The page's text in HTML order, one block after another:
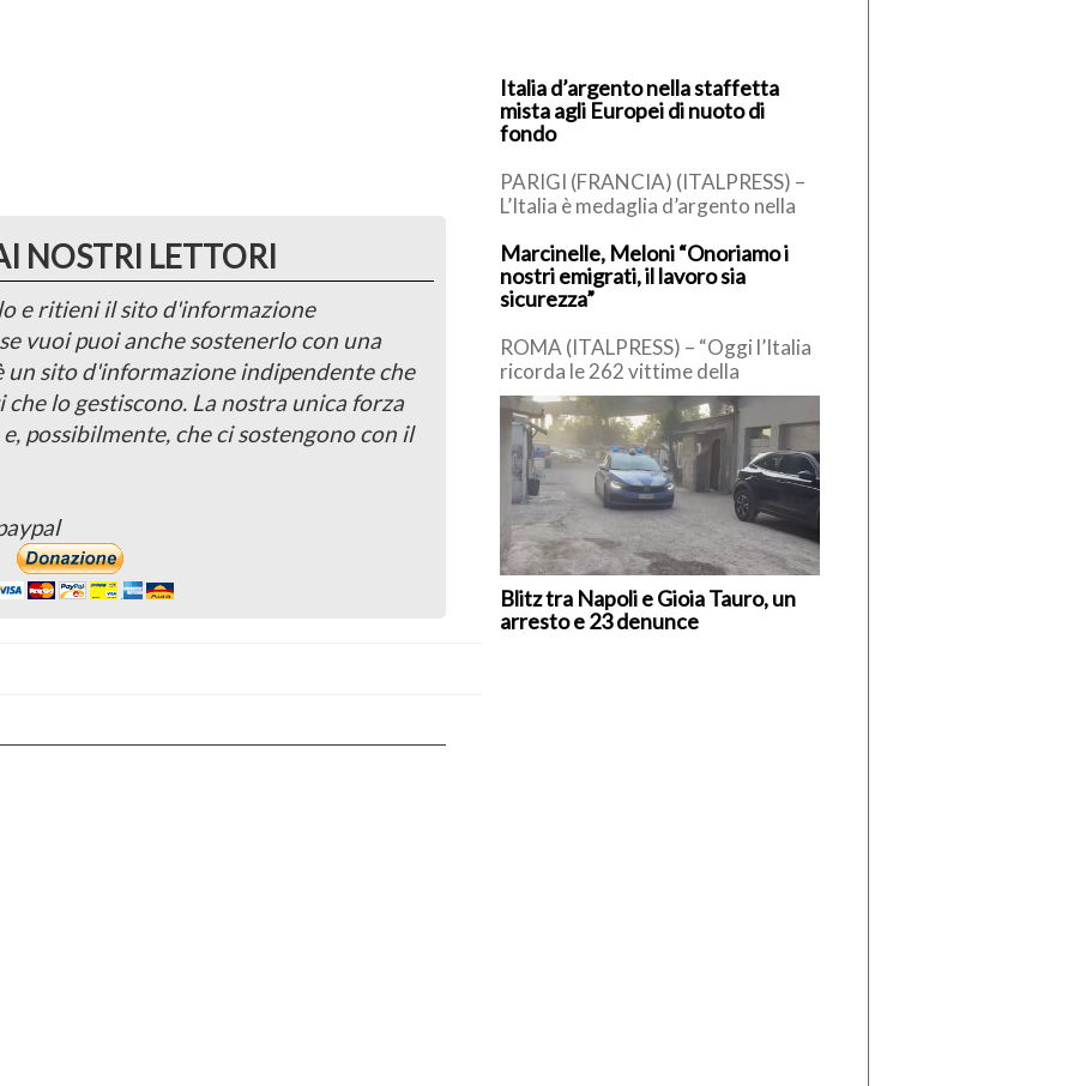
NOSTRI LETTORI
e ritieni il sito d'informazione
vuoi puoi anche sostenerlo con una
sito d'informazione indipendente che
lo gestiscono. La nostra unica forza
possibilmente, che ci sostengono con il
Italia d’argento nella staffetta
mista agli Europei di nuoto di
fondo
PARIGI (FRANCIA) (ITALPRESS) –
L’Italia è medaglia d’argento nella
nuoto in acque libere, andata in […]
Marcinelle, Meloni “Onoriamo i
nostri emigrati, il lavoro sia
sicurezza”
ROMA (ITALPRESS) – “Oggi l’Italia
ricorda le 262 vittime della
tragedia di Marcinelle. 136 gli
italiani, emigrati in Belgio in […]
Blitz tra Napoli e Gioia Tauro, un
arresto e 23 denunce